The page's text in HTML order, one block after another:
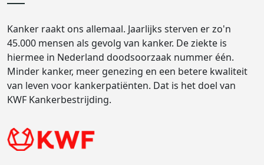
Kanker raakt ons allemaal. Jaarlijks sterven er zo'n
45.000 mensen als gevolg van kanker. De ziekte is
hiermee in Nederland doodsoorzaak nummer één.
Minder kanker, meer genezing en een betere kwaliteit
van leven voor kankerpatiënten. Dat is het doel van
KWF Kankerbestrijding.